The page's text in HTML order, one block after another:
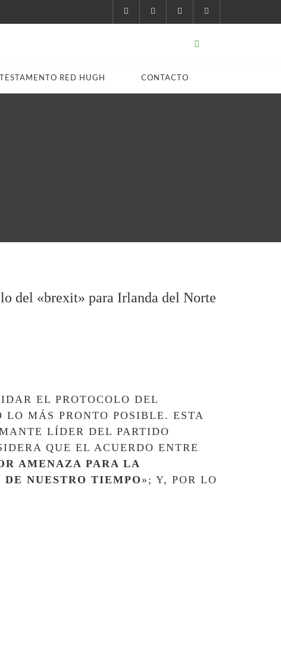
TESTAMENTO RED HUGH CONTACTO
del «brexit» para Irlanda del Norte
EL PROTOCOLO DEL
MÁS PRONTO POSIBLE. ESTA
LÍDER DEL PARTIDO
QUE EL ACUERDO ENTRE
AMENAZA PARA LA
NUESTRO TIEMPO »; Y, POR LO